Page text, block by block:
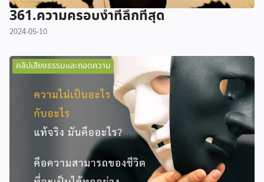
361.ความครอบงำที่ลึกที่สุด
2024-05-10
คลิปเสียงธรรมและถอดความ